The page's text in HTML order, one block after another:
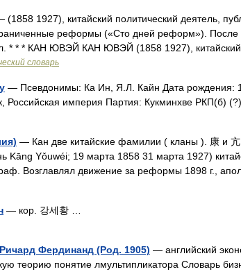
(1858 1927), китайский политический деятель,
реформы («Сто дней реформ»).
* * * КАН ЮВЭЙ КАН ЮВЭЙ (1858 1927), китайский
словарь
— Псевдонимы: Ка Ин, Я.Л. Кайн Дата рождения:
Российская империя Партия: Кукминхве РКП(б)
— Кан две китайские фамилии ( кланы ). 康 и
Kāng Yǒuwéi; 19 марта 1858 31 марта 1927)
Возглавлял движение за реформы 1898 г.,
— кор. 강세황 …
Фердинанд (Род. 1905) — английский
теорию понятие лмультипликатора Словарь